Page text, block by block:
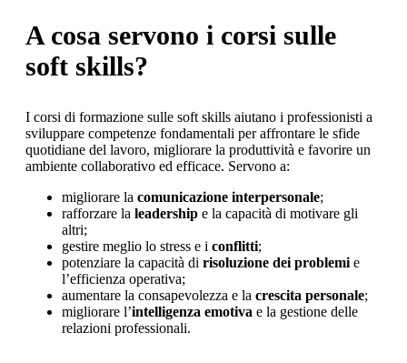
A cosa servono i corsi sulle
soft skills?
I corsi di formazione sulle soft skills aiutano i professionisti a
sviluppare competenze fondamentali per affrontare le sfide
quotidiane del lavoro, migliorare la produttività e favorire un
ambiente collaborativo ed efficace. Servono a:
migliorare la comunicazione interpersonale;
rafforzare la leadership e la capacità di motivare gli
altri;
gestire meglio lo stress e i conflitti;
potenziare la capacità di risoluzione dei problemi e
l’efficienza operativa;
aumentare la consapevolezza e la crescita personale;
migliorare l’intelligenza emotiva e la gestione delle
relazioni professionali.